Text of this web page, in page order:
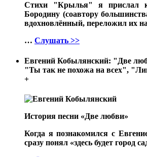
Стихи "Крылья" я прислал
Бородину (соавтору
вдохновлённый, переложил их
… Слушать >>
Евгений Кобылянский: "Две
"Ты так не похожа на всех",
+
История песни «Две любви»
Когда я познакомился с
сразу понял «здесь будет город